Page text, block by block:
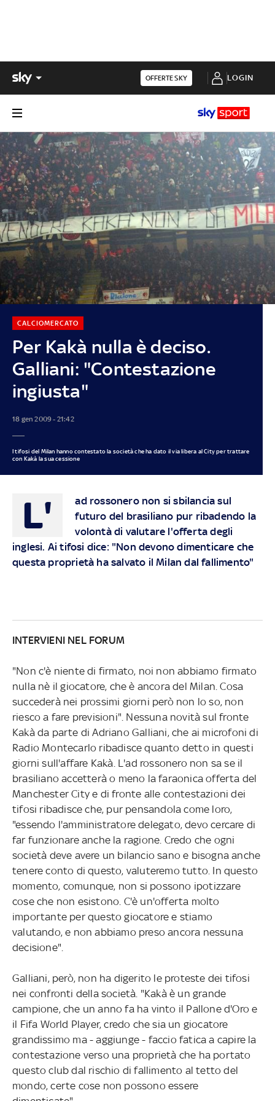
OFFERTE SKY LOGIN
Per Kakà nulla è deciso.
Galliani: "Contestazione
ingiusta"
CALCIOMERCATO
18 gen 2009 - 21:42
I tifosi del Milan hanno contestato la società che ha dato il via libera al City per trattare
con Kakà la sua cessione
L'
ad rossonero non si sbilancia sul
futuro del brasiliano pur ribadendo la
volontà di valutare l'offerta degli
inglesi. Ai tifosi dice: "Non devono dimenticare che
questa proprietà ha salvato il Milan dal fallimento"
INTERVIENI NEL FORUM
"Non c'è niente di firmato, noi non abbiamo firmato
nulla nè il giocatore, che è ancora del Milan. Cosa
succederà nei prossimi giorni però non lo so, non
riesco a fare previsioni". Nessuna novità sul fronte
Kakà da parte di Adriano Galliani, che ai microfoni di
Radio Montecarlo ribadisce quanto detto in questi
giorni sull'affare Kakà. L'ad rossonero non sa se il
brasiliano accetterà o meno la faraonica offerta del
Manchester City e di fronte alle contestazioni dei
tifosi ribadisce che, pur pensandola come loro,
"essendo l'amministratore delegato, devo cercare di
far funzionare anche la ragione. Credo che ogni
società deve avere un bilancio sano e bisogna anche
tenere conto di questo, valuteremo tutto. In questo
momento, comunque, non si possono ipotizzare
cose che non esistono. C'è un'offerta molto
importante per questo giocatore e stiamo
valutando, e non abbiamo preso ancora nessuna
decisione".
Galliani, però, non ha digerito le proteste dei tifosi
nei confronti della società. "Kakà è un grande
campione, che un anno fa ha vinto il Pallone d'Oro e
il Fifa World Player, credo che sia un giocatore
grandissimo ma - aggiunge - faccio fatica a capire la
contestazione verso una proprietà che ha portato
questo club dal rischio di fallimento al tetto del
mondo, certe cose non possono essere